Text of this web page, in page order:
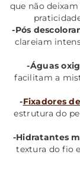
que não
-Pós
clareiam
-Águas
facilitam a
-Fixadores
estrutura do
-Hidratantes
textura do fio